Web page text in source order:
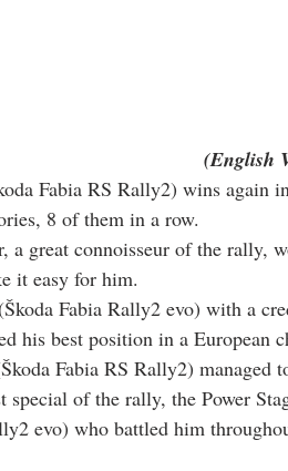
(English
Fabia RS Rally2) wins again
8 of them in a row.
a great connoisseur of the rally,
it easy for him.
(Škoda Fabia Rally2 evo) with a
his best position in a European
Fabia RS Rally2) managed
special of the rally, the Power
evo) who battled him